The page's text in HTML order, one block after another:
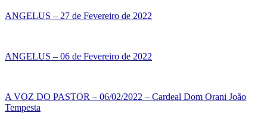
ANGELUS – 27 de Fevereiro de 2022
ANGELUS – 06 de Fevereiro de 2022
A VOZ DO PASTOR – 06/02/2022 – Cardeal Dom Orani João
Tempesta